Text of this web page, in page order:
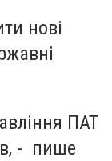
нові
ПАТ
- пише